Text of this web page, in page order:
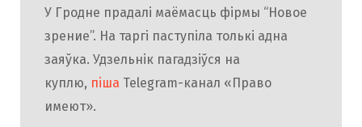
У Гродне прадалі маёмасць фірмы “Новое
зрение”. На таргі паступіла толькі адна
заяўка. Удзельнік пагадзіўся на
куплю, піша Telegram-канал «Право
имеют».